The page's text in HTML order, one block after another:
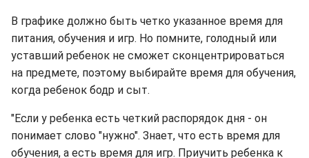
В графике должно быть четко указанное время для
питания, обучения и игр. Но помните, голодный или
уставший ребенок не сможет сконцентрироваться
на предмете, поэтому выбирайте время для обучения,
когда ребенок бодр и сыт.
"Если у ребенка есть четкий распорядок дня - он
понимает слово "нужно". Знает, что есть время для
обучения, а есть время для игр. Приучить ребенка к